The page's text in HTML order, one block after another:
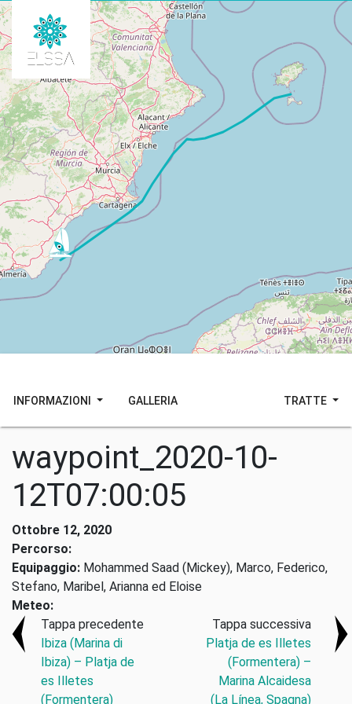
INFORMAZIONI GALLERIA TRATTE
waypoint_2020-10-
12T07:00:05
Ottobre 12, 2020
Percorso:
Equipaggio: Mohammed Saad (Mickey), Marco, Federico,
Stefano, Maribel, Arianna ed Eloise
Meteo:
Tappa precedente
Ibiza (Marina di
Ibiza) – Platja de
es Illetes
(Formentera)
Tappa successiva
Platja de es Illetes
(Formentera) –
Marina Alcaidesa
(La Línea, Spagna)